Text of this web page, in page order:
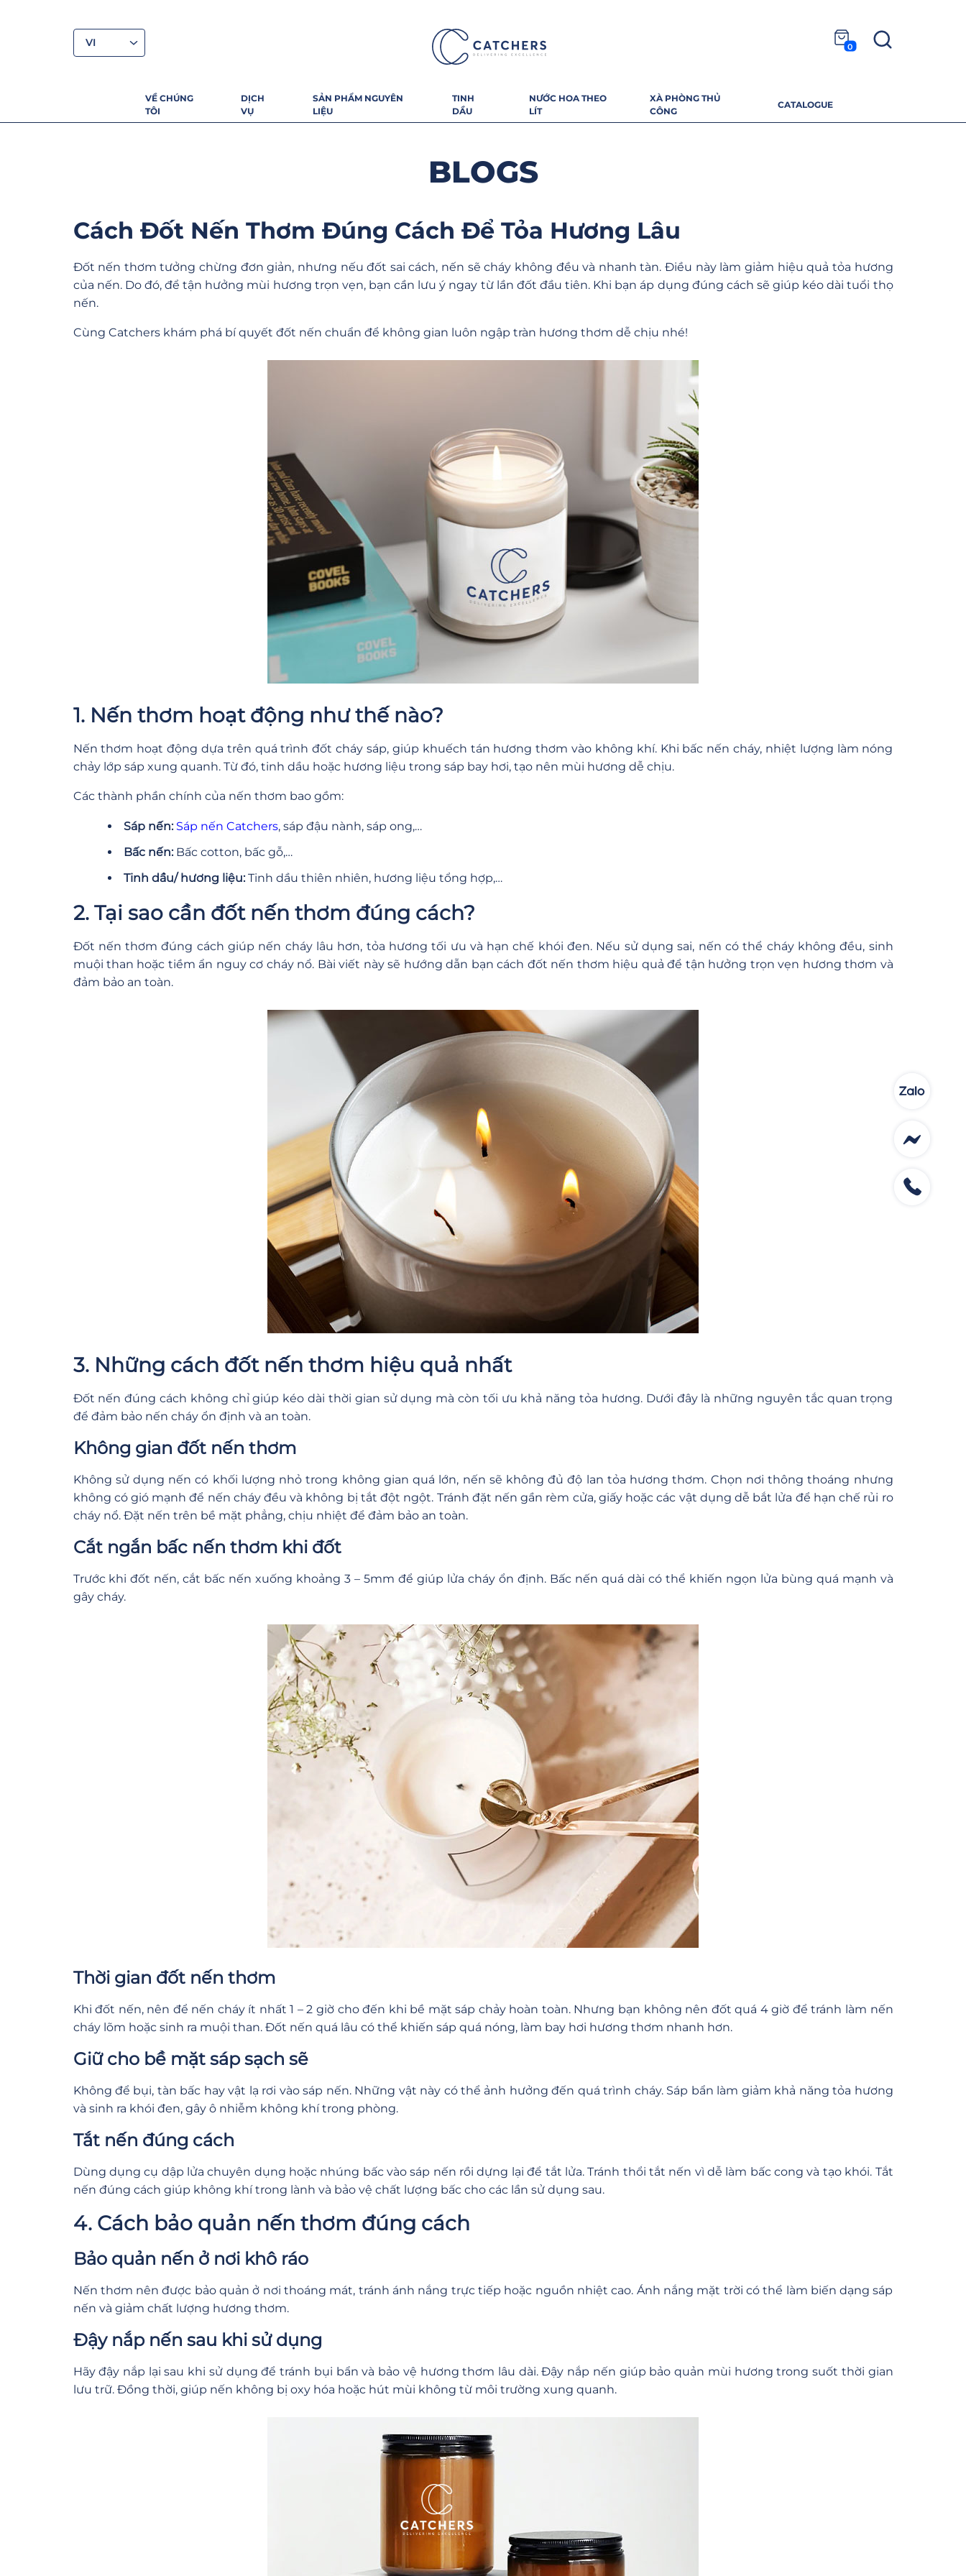
VI
VỀ CHÚNG
TÔI
DỊCH
VỤ
SẢN PHẨM NGUYÊN
LIỆU
TINH
DẦU
NƯỚC HOA THEO
LÍT
XÀ PHÒNG THỦ
CÔNG
CATALOGUE
0
BLOGS
Cách Đốt Nến Thơm Đúng Cách Để Tỏa Hương Lâu
Đốt nến thơm tưởng chừng đơn giản, nhưng nếu đốt sai cách, nến sẽ cháy không đều và nhanh tàn. Điều này làm giảm hiệu quả tỏa hương
của nến. Do đó, để tận hưởng mùi hương trọn vẹn, bạn cần lưu ý ngay từ lần đốt đầu tiên. Khi bạn áp dụng đúng cách sẽ giúp kéo dài tuổi thọ
nến.
Cùng Catchers khám phá bí quyết đốt nến chuẩn để không gian luôn ngập tràn hương thơm dễ chịu nhé!
1. Nến thơm hoạt động như thế nào?
Nến thơm hoạt động dựa trên quá trình đốt cháy sáp, giúp khuếch tán hương thơm vào không khí. Khi bấc nến cháy, nhiệt lượng làm nóng
chảy lớp sáp xung quanh. Từ đó, tinh dầu hoặc hương liệu trong sáp bay hơi, tạo nên mùi hương dễ chịu.
Các thành phần chính của nến thơm bao gồm:
Sáp nến: Sáp nến Catchers, sáp đậu nành, sáp ong,…
Bấc nến: Bấc cotton, bấc gỗ,…
Tinh dầu/ hương liệu:Tinh dầu thiên nhiên, hương liệu tổng hợp,…
2. Tại sao cần đốt nến thơm đúng cách?
Đốt nến thơm đúng cách giúp nến cháy lâu hơn, tỏa hương tối ưu và hạn chế khói đen. Nếu sử dụng sai, nến có thể cháy không đều, sinh
muội than hoặc tiềm ẩn nguy cơ cháy nổ. Bài viết này sẽ hướng dẫn bạn cách đốt nến thơm hiệu quả để tận hưởng trọn vẹn hương thơm và
đảm bảo an toàn.
3. Những cách đốt nến thơm hiệu quả nhất
Đốt nến đúng cách không chỉ giúp kéo dài thời gian sử dụng mà còn tối ưu khả năng tỏa hương. Dưới đây là những nguyên tắc quan trọng
để đảm bảo nến cháy ổn định và an toàn.
Không gian đốt nến thơm
Không sử dụng nến có khối lượng nhỏ trong không gian quá lớn, nến sẽ không đủ độ lan tỏa hương thơm. Chọn nơi thông thoáng nhưng
không có gió mạnh để nến cháy đều và không bị tắt đột ngột. Tránh đặt nến gần rèm cửa, giấy hoặc các vật dụng dễ bắt lửa để hạn chế rủi ro
cháy nổ. Đặt nến trên bề mặt phẳng, chịu nhiệt để đảm bảo an toàn.
Cắt ngắn bấc nến thơm khi đốt
Trước khi đốt nến, cắt bấc nến xuống khoảng 3 – 5mm để giúp lửa cháy ổn định. Bấc nến quá dài có thể khiến ngọn lửa bùng quá mạnh và
gây cháy.
Thời gian đốt nến thơm
Khi đốt nến, nên để nến cháy ít nhất 1 – 2 giờ cho đến khi bề mặt sáp chảy hoàn toàn. Nhưng bạn không nên đốt quá 4 giờ để tránh làm nến
cháy lõm hoặc sinh ra muội than. Đốt nến quá lâu có thể khiến sáp quá nóng, làm bay hơi hương thơm nhanh hơn.
Giữ cho bề mặt sáp sạch sẽ
Không để bụi, tàn bấc hay vật lạ rơi vào sáp nến. Những vật này có thể ảnh hưởng đến quá trình cháy. Sáp bẩn làm giảm khả năng tỏa hương
và sinh ra khói đen, gây ô nhiễm không khí trong phòng.
Tắt nến đúng cách
Dùng dụng cụ dập lửa chuyên dụng hoặc nhúng bấc vào sáp nến rồi dựng lại để tắt lửa. Tránh thổi tắt nến vì dễ làm bấc cong và tạo khói. Tắt
nến đúng cách giúp không khí trong lành và bảo vệ chất lượng bấc cho các lần sử dụng sau.
4. Cách bảo quản nến thơm đúng cách
Bảo quản nến ở nơi khô ráo
Nến thơm nên được bảo quản ở nơi thoáng mát, tránh ánh nắng trực tiếp hoặc nguồn nhiệt cao. Ánh nắng mặt trời có thể làm biến dạng sáp
nến và giảm chất lượng hương thơm.
Đậy nắp nến sau khi sử dụng
Hãy đậy nắp lại sau khi sử dụng để tránh bụi bẩn và bảo vệ hương thơm lâu dài. Đậy nắp nến giúp bảo quản mùi hương trong suốt thời gian
lưu trữ. Đồng thời, giúp nến không bị oxy hóa hoặc hút mùi không từ môi trường xung quanh.